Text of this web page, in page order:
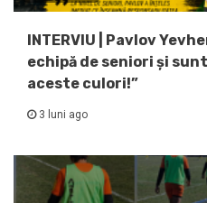
INTERVIU | Pavlov
echipă de seniori și
aceste culori!”
3 luni ago